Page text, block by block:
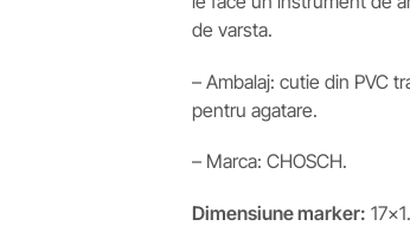
de varsta.
– Ambalaj: cutie din PVC
pentru agatare.
– Marca: CHOSCH.
Dimensiune marker: